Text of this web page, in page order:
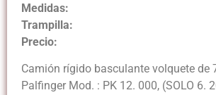
Medidas:
Trampilla:
Precio:
Camión rígido basculante volquete de
Palfinger Mod. : PK 12. 000, (SOLO 6.